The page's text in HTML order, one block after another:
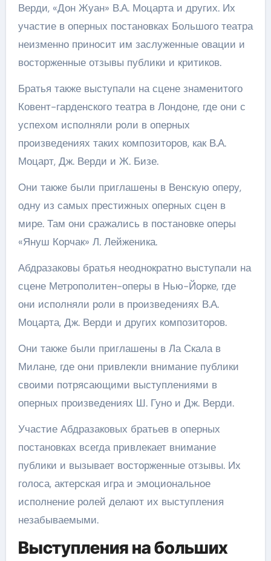
Верди, «Дон Жуан» В.А. Моцарта и других. Их
участие в оперных постановках Большого театра
неизменно приносит им заслуженные овации и
восторженные отзывы публики и критиков.
Братья также выступали на сцене знаменитого
Ковент-гарденского театра в Лондоне, где они с
успехом исполняли роли в оперных
произведениях таких композиторов, как В.А.
Моцарт, Дж. Верди и Ж. Бизе.
Они также были приглашены в Венскую оперу,
одну из самых престижных оперных сцен в
мире. Там они сражались в постановке оперы
«Януш Корчак» Л. Лейженика.
Абдразаковы братья неоднократно выступали на
сцене Метрополитен-оперы в Нью-Йорке, где
они исполняли роли в произведениях В.А.
Моцарта, Дж. Верди и других композиторов.
Они также были приглашены в Ла Скала в
Милане, где они привлекли внимание публики
своими потрясающими выступлениями в
оперных произведениях Ш. Гуно и Дж. Верди.
Участие Абдразаковых братьев в оперных
постановках всегда привлекает внимание
публики и вызывает восторженные отзывы. Их
голоса, актерская игра и эмоциональное
исполнение ролей делают их выступления
незабываемыми.
Выступления на больших